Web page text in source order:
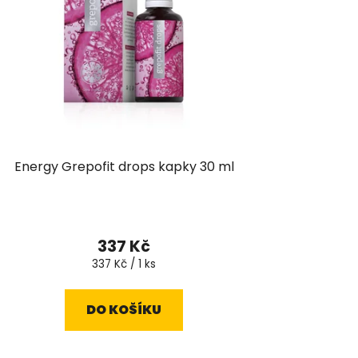
Energy Grepofit drops kapky 30 ml
337 Kč
Měrná
337 Kč / 1 ks
DO KOŠÍKU